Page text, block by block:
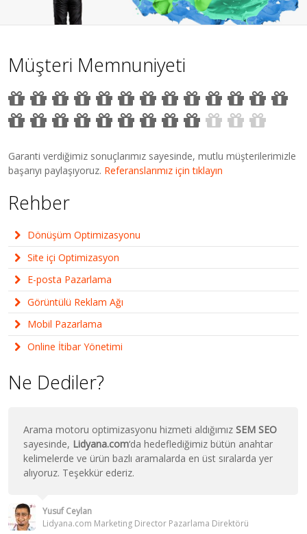
Müşteri Memnuniyeti
Garanti verdiğimiz sonuçlarımız sayesinde, mutlu müşterilerimizle
başarıyı paylaşıyoruz. Referanslarımız için tıklayın
Rehber
Dönüşüm Optimizasyonu
Site içi Optimizasyon
E-posta Pazarlama
Görüntülü Reklam Ağı
Mobil Pazarlama
Online İtibar Yönetimi
Ne Dediler?
Arama motoru optimizasyonu hizmeti aldığımızSEM SEO
sayesinde, Lidyana.com‘da hedeflediğimiz bütün anahtar
kelimelerde ve ürün bazlı aramalarda en üst sıralarda yer
alıyoruz. Teşekkür ederiz.
Yusuf Ceylan
Lidyana.com Marketing Director Pazarlama Direktörü